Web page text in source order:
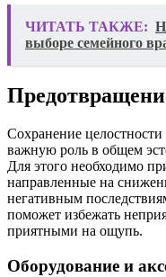
ЧИТАТЬ ТАКЖЕ:
выборе семейного
Сохранение
важную роль в общем
Для этого необходимо
направленные на
негативным
поможет избежать
приятными на ощупь.
Оборудование и